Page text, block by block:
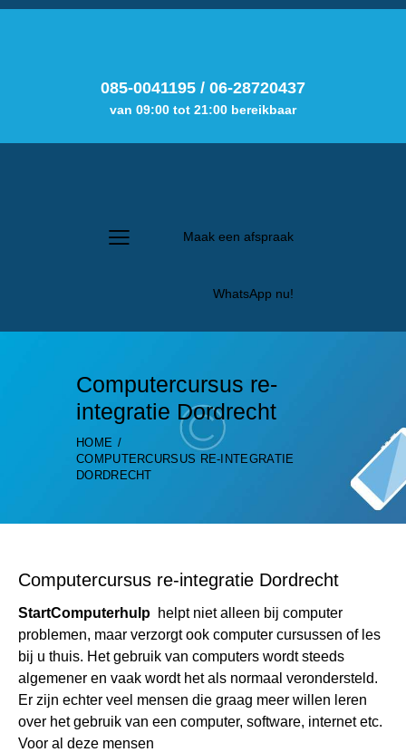
085-0041195 / 06-28720437
van 09:00 tot 21:00 bereikbaar
Maak een afspraak
WhatsApp nu!
Computercursus re-
integratie Dordrecht
HOME
COMPUTERCURSUS RE-INTEGRATIE
DORDRECHT
Computercursus re-integratie Dordrecht
StartComputerhulp helpt niet alleen bij computer
problemen, maar verzorgt ook computer cursussen of les
bij u thuis. Het gebruik van computers wordt steeds
algemener en vaak wordt het als normaal verondersteld.
Er zijn echter veel mensen die graag meer willen leren
over het gebruik van een computer, software, internet etc.
Voor al deze mensen